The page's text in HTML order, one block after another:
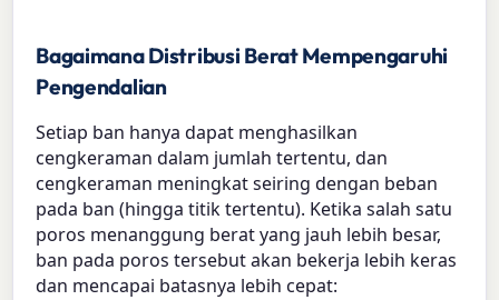
Bagaimana Distribusi Berat Mempengaruhi
Pengendalian
Setiap ban hanya dapat menghasilkan
cengkeraman dalam jumlah tertentu, dan
cengkeraman meningkat seiring dengan beban
pada ban (hingga titik tertentu). Ketika salah satu
poros menanggung berat yang jauh lebih besar,
ban pada poros tersebut akan bekerja lebih keras
dan mencapai batasnya lebih cepat: